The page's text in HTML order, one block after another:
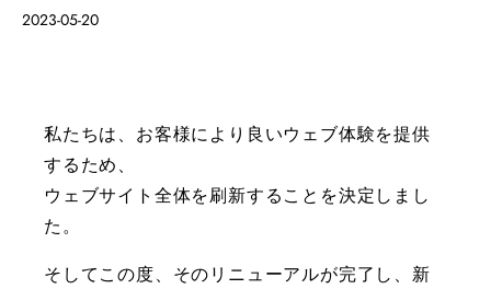
2023-05-20
私たちは、お客様により良いウェブ体験を提供
するため、
ウェブサイト全体を刷新することを決定しまし
た。
そしてこの度、そのリニューアルが完了し、新